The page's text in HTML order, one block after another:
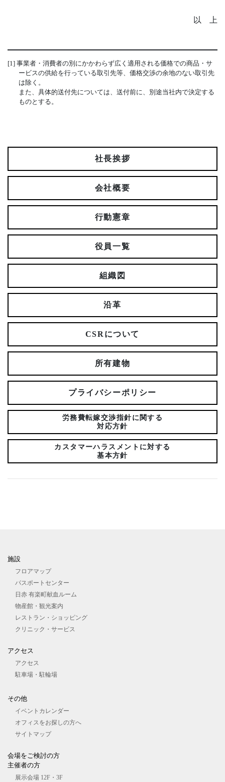
以 上
[1] 事業者・消費者の別にかかわらず広く適用される価格での商品・サ
ービスの供給を行っている取引先等、価格交渉の余地のない取引先
は除く。
また、具体的送付先については、送付前に、別途当社内で決定する
ものとする。
社長挨拶
会社概要
行動憲章
役員一覧
組織図
沿革
CSRについて
所有建物
プライバシーポリシー
労務費転嫁交渉指針に関する
対応方針
カスタマーハラスメントに対する
基本方針
施設
フロアマップ
パスポートセンター
日赤 有楽町献血ルーム
物産館・観光案内
レストラン・ショッピング
クリニック・サービス
アクセス
アクセス
駐車場・駐輪場
その他
イベントカレンダー
オフィスをお探しの⽅へ
サイトマップ
会場をご検討の⽅
主催者の⽅
展⽰会場 12F・3F